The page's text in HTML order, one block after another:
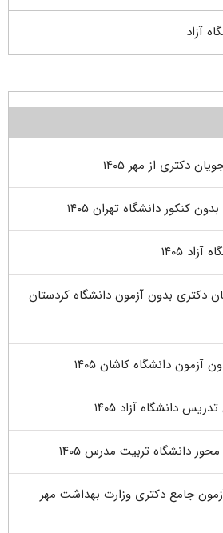
آزاد
دکتری از مهر ۱۴۰۵
کنکور دانشگاه تهران ۱۴۰۵
۱۴۰۵
دکتری بدون آزمون دانشگاه کردستان
دانشگاه کاشان ۱۴۰۵
دانشگاه آزاد ۱۴۰۵
دانشگاه تربیت مدرس ۱۴۰۵
جامع دکتری وزارت بهداشت مهر